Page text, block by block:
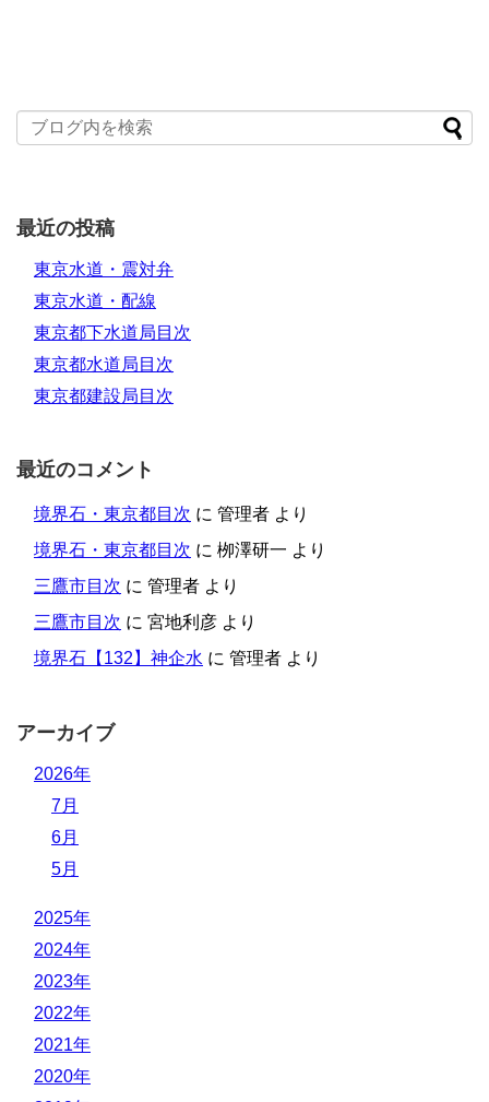
最近の投稿
東京水道・震対弁
東京水道・配線
東京都下水道局目次
東京都水道局目次
東京都建設局目次
最近のコメント
境界石・東京都目次 に 管理者 より
境界石・東京都目次 に 栁澤研一 より
三鷹市目次 に 管理者 より
三鷹市目次 に 宮地利彦 より
境界石【132】神企水 に 管理者 より
アーカイブ
2026年
7月
6月
5月
2025年
2024年
2023年
2022年
2021年
2020年